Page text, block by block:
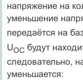
напряжение на
уменьшение
передаётся на
UОС будут
следовательно,
уменьшается: